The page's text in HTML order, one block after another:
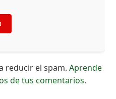
reducir el spam.Aprende
de tus comentarios.